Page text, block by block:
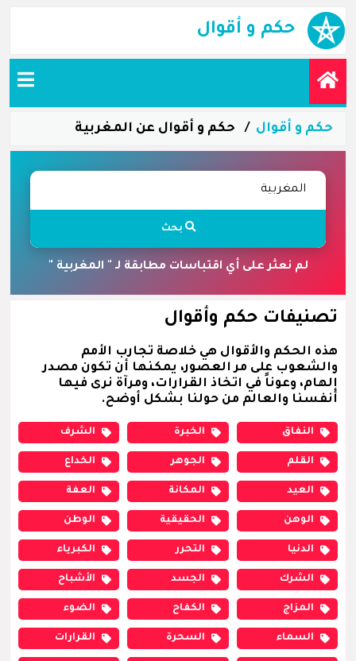
حكم و أقوال
حكم و أقوال حكم و أقوال عن المغربية
بحث
لم نعثر على أي اقتباسات مطابقة لـ " المغربية "
تصنيفات حكم وأقوال
هذه الحكم والأقوال هي خلاصة تجارب الأمم
والشعوب على مر العصور، يمكنها أن تكون مصدر
إلهام، وعوناً في اتخاذ القرارات، ومرآة نرى فيها
أنفسنا والعالم من حولنا بشكل أوضح.
النفاق الخبرة الشرف
القلم الجوهر الخداع
العيد المكانة العفة
الوهن الحقيقية الوطن
الدنيا التحرر الكبرياء
الشرك الجسد الأشباح
المزاج الكفاح الضوء
السماء السحرة القرارات